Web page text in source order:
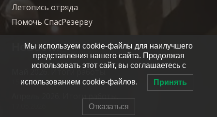
Летопись отряда
Помочь СпасРезерву
Новости
15.06.2026
Апрель 2026. Итоги работы.
Мы используем cookie-файлы для наилучшего
представления нашего сайта. Продолжая
использовать этот сайт, вы соглашаетесь с
использованием cookie-файлов. Принять
Отказаться